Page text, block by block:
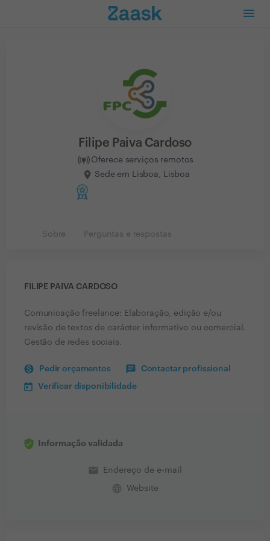
Filipe Paiva Cardoso
Oferece serviços remotos
Sede em Lisboa, Lisboa
Sobre Perguntas e respostas
FILIPE PAIVA CARDOSO
Comunicação freelance: Elaboração, edição e/ou
revisão de textos de carácter informativo ou comercial.
Gestão de redes sociais.
Pedir orçamentos Contactar profissional
Verificar disponibilidade
Informação validada
email Endereço de e-mail
language Website